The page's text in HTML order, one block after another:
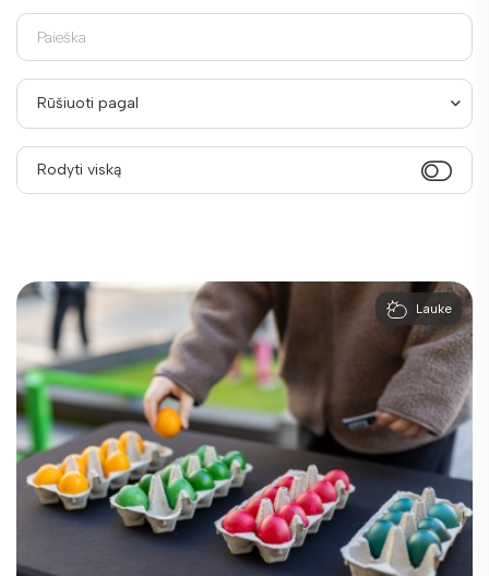
Rūšiuoti pagal
Rodyti viską
Lauke